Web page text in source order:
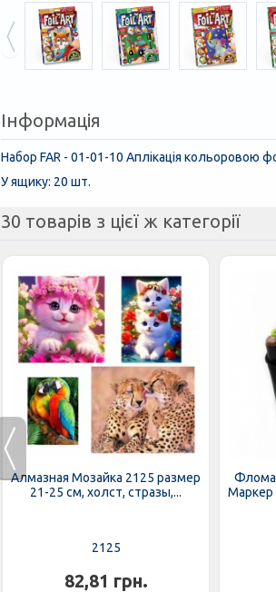
Інформація
Набор FAR - 01-01-10 Аплікація кольоровою
У ящику: 20 шт.
30 товарів з цієї ж категорії
Алмазная Мозайка 2125 размер
21-25 см, холст, стразы,...
2125
82,81 грн.
Маркер